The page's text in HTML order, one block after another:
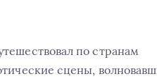
по странам
сцены,